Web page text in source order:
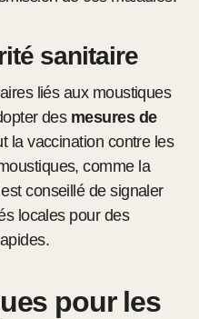
sanitaire
liés aux moustiques
des mesures de
la vaccination contre les
comme la
conseillé de signaler
locales pour des
pour les